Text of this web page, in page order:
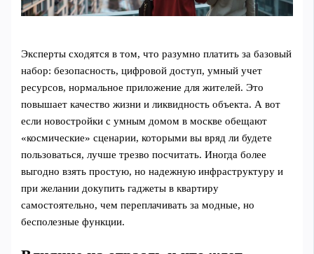
Эксперты сходятся в том, что разумно платить за базовый
набор: безопасность, цифровой доступ, умный учет
ресурсов, нормальное приложение для жителей. Это
повышает качество жизни и ликвидность объекта. А вот
если новостройки с умным домом в москве обещают
«космические» сценарии, которыми вы вряд ли будете
пользоваться, лучше трезво посчитать. Иногда более
выгодно взять простую, но надежную инфраструктуру и
при желании докупить гаджеты в квартиру
самостоятельно, чем переплачивать за модные, но
бесполезные функции.